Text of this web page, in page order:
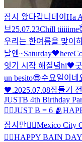
잠시 왔다갑니데이 Ha
브25.07.23Chill
우리는 한여름을 맞이
날엔~Saturday🖤here
잇기 시작 해질녘hi🖤
un besito😎수요일이네
🖤.2025.07.08잠들기
JUSTB 4th Birthday
🖐🏻JUST B = 6 🫂
잠시만🖐🏻Mexico City
🖐🏻HAPPY BAIN